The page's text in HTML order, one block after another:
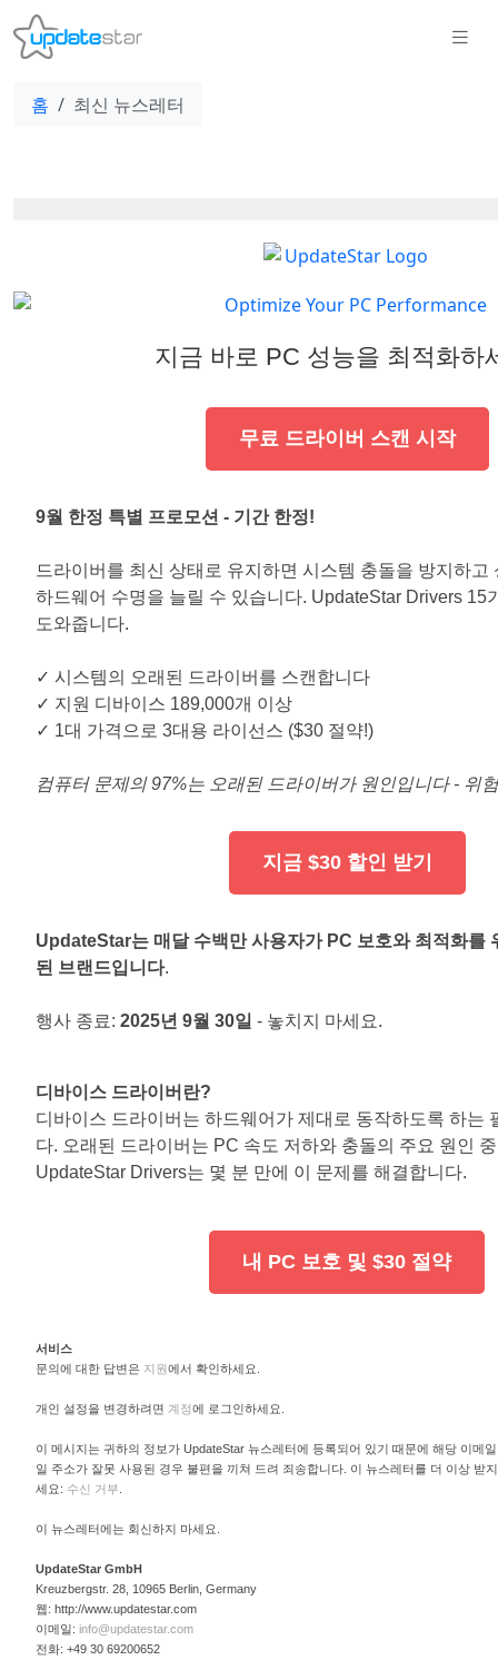
홈 최신 뉴스레터
지금 바로 PC 성능을 최적화하
무료 드라이버 스캔 시작
9월 한정 특별 프로모션 - 기간 한정!
드라이버를 최신 상태로 유지하면 시스템 충돌을 방지하고
하드웨어 수명을 늘릴 수 있습니다. UpdateStar Drivers 15
도와줍니다.
✓ 시스템의 오래된 드라이버를 스캔합니다
✓ 지원 디바이스 189,000개 이상
✓ 1대 가격으로 3대용 라이선스 ($30 절약!)
컴퓨터 문제의 97%는 오래된 드라이버가 원인입니다 - 위
지금 $30 할인 받기
UpdateStar는 매달 수백만 사용자가 PC 보호와 최적화를
된 브랜드입니다.
행사 종료: 2025년 9월 30일 - 놓치지 마세요.
디바이스 드라이버란?
디바이스 드라이버는 하드웨어가 제대로 동작하도록 하는
다. 오래된 드라이버는 PC 속도 저하와 충돌의 주요 원인
UpdateStar Drivers는 몇 분 만에 이 문제를 해결합니다.
내 PC 보호 및 $30 절약
서비스
문의에 대한 답변은 지원에서 확인하세요.
개인 설정을 변경하려면 계정에 로그인하세요.
이 메시지는 귀하의 정보가 UpdateStar 뉴스레터에 등록되어 있기 때문에 해당 이메
일 주소가 잘못 사용된 경우 불편을 끼쳐 드려 죄송합니다. 이 뉴스레터를 더 이상 받
세요: 수신 거부
이 뉴스레터에는 회신하지 마세요.
UpdateStar GmbH
Kreuzbergstr. 28, 10965 Berlin, Germany
웹: http://www.updatestar.com
이메일: info@updatestar.com
전화: +49 30 69200652